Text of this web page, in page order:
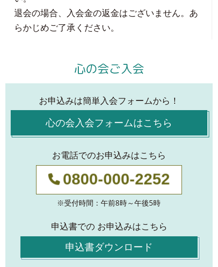
退会の場合、入会金の返金はございません。あ
らかじめご了承ください。
心の会ご入会
お申込みは簡単入会フォームから！
心の会入会フォームはこちら
お電話でのお申込みはこちら
0800-000-2252
※受付時間：午前8時～午後5時
申込書での お申込みはこちら
申込書ダウンロード